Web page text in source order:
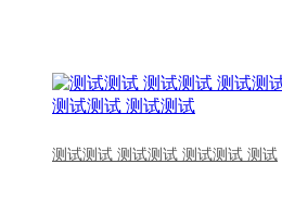
测试测试 测试测试 测试测试 测试